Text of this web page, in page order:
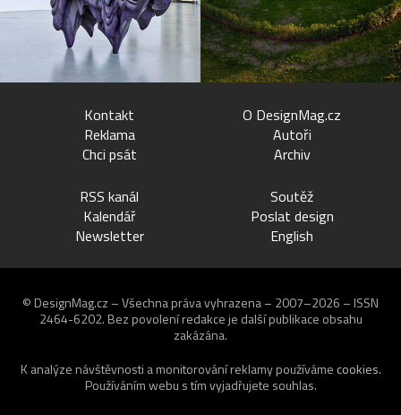
Kontakt
Reklama
Chci psát
O DesignMag.cz
Autoři
Archiv
RSS kanál
Kalendář
Newsletter
Soutěž
Poslat design
English
© DesignMag.cz – Všechna práva vyhrazena – 2007–2026 – ISSN
2464-6202. Bez povolení redakce je další publikace obsahu
zakázána.
K analýze návštěvnosti a monitorování reklamy používáme cookies.
Používáním webu s tím vyjadřujete souhlas.